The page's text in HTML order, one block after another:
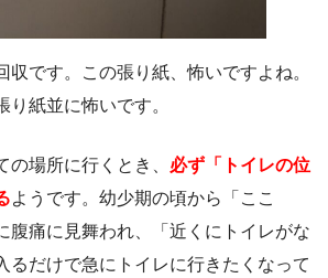
収です。この張り紙、怖いですよね。
り紙並に怖いです。
の場所に行くとき、 必ず「トイレの位
ようです。幼少期の頃から「ここ
腹痛に見舞われ、「近くにトイレがな
るだけで急にトイレに行きたくなって